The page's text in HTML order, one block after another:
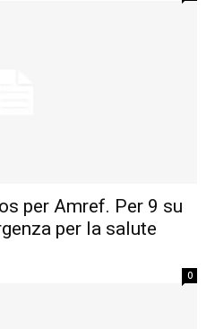
per Amref. Per 9 su
per la salute
0